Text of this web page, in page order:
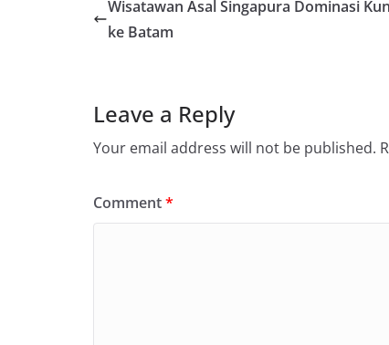
Wisatawan Asal Singapura Dominasi
ke Batam
Leave a Reply
Your email address will not be published.
Comment*